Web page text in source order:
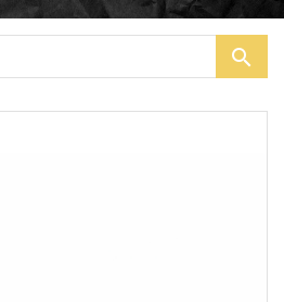
